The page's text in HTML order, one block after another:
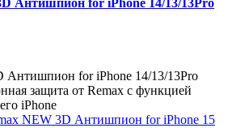
Антишпион for iPhone 14/13/13Pro
Антишпион for iPhone 14/13/13Pro
защита от Remax с функцией
iPhone